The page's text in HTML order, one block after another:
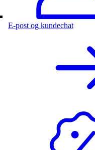
E-post og kundechat